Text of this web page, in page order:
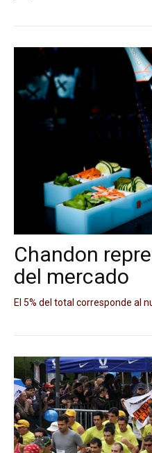
Chandon
del mercado
El 5% del total corresponde al